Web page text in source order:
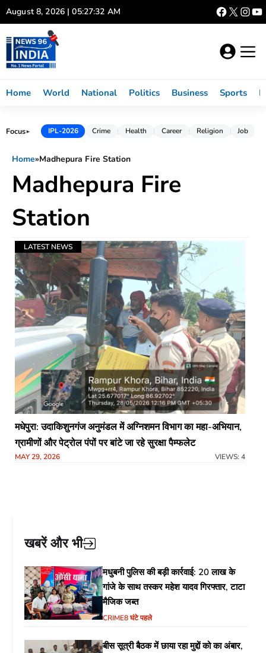
Skip
to
content
August 8, 2026 | 05:27:32 AM
Home World National Politics Business Sports
Focus► IPL-2026 Crime Health Career Religion Job
Home»Madhepura Fire Station
Madhepura Fire
Station
LATEST NEWS
मधेपुरा: उदाकिशुनगंज अनुमंडल में अग्निशमन विभाग का महा-अभियान,
ग्रामीणों और पेट्रोल पंपों पर बांटे जा रहे सुरक्षा पैम्फलेट
MAY 29, 2026 VIEWS: 4
खबरें और भी
मधुबनी पुलिस की बड़ी कार्रवाई: 20 लाख के
गांजे के साथ तस्कर महेश यादव गिरफ्तार, टाटा
मैजिक जब्त
CRIME8 घंटे पहले
बीस सूत्री बैठक में छाया रहा मुद्दों को का अंबार,